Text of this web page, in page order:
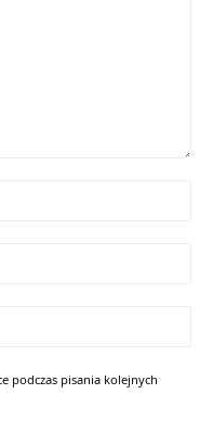
podczas pisania kolejnych